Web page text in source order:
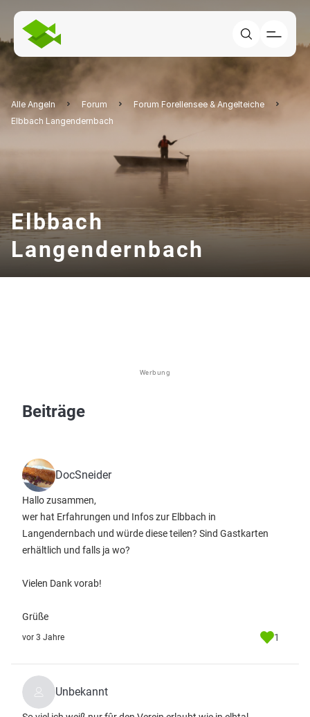
Alle Angeln Forum
Forum Forellensee & Angelteiche
Elbbach Langendernbach
Elbbach
Langendernbach
Werbung
Beiträge
DocSneider
Hallo zusammen,
wer hat Erfahrungen und Infos zur Elbbach in
Langendernbach und würde diese teilen? Sind Gastkarten
erhältlich und falls ja wo?
Vielen Dank vorab!
Grüße
vor 3 Jahre 1
Unbekannt